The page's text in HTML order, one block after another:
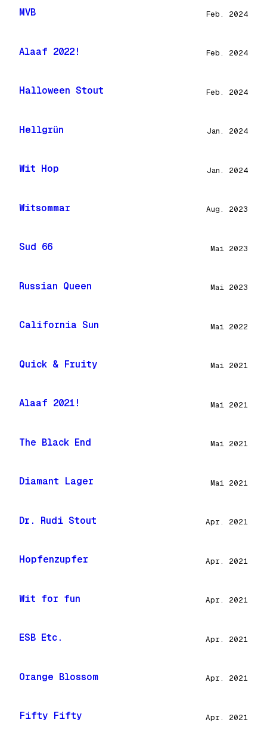
MVB Feb. 2024
Alaaf 2022! Feb. 2024
Halloween Stout Feb. 2024
Hellgrün Jan. 2024
Wit Hop Jan. 2024
Witsommar Aug. 2023
Sud 66 Mai 2023
Russian Queen Mai 2023
California Sun Mai 2022
Quick & Fruity Mai 2021
Alaaf 2021! Mai 2021
The Black End Mai 2021
Diamant Lager Mai 2021
Dr. Rudi Stout Apr. 2021
Hopfenzupfer Apr. 2021
Wit for fun Apr. 2021
ESB Etc. Apr. 2021
Orange Blossom Apr. 2021
Fifty Fifty Apr. 2021